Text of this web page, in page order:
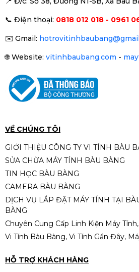
(M.2 NVMe
SSD 256GB
NVME
PCIe Gen4
📞 Điện thoại: 0818 012 018 - 0961
✉️ Gmail:
🌐Website: vitinhbaubang.com -
VỀ CHÚNG TÔI
GIỚI THIỆU CÔNG TY VI TÍNH BÀU
SỬA CHỮA MÁY TÍNH BÀU BÀNG
TIN HỌC BÀU BÀNG
CAMERA BÀU BÀNG
DỊCH VỤ LẮP ĐẶT MÁY TÍNH TẠI
BÀNG
Chuyên Cung Cấp Linh Kiện Máy
Vi Tính Bàu Bàng, Vi Tính Gần Đây,
HỖ TRỢ KHÁCH HÀNG